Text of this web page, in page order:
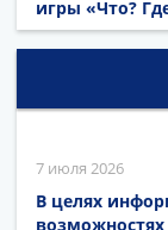
игры «Что?
7 июля 2026
В целях